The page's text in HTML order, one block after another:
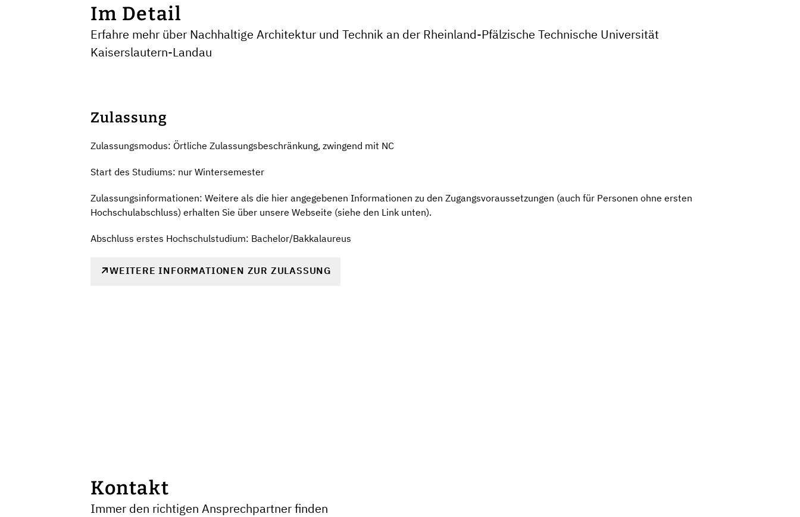
Im Detail
Erfahre mehr über Nachhaltige Architektur und Technik an der Rheinland-Pfälzische Technische Universität
Kaiserslautern-Landau
Zulassung
Zulassungsmodus: Örtliche Zulassungsbeschränkung, zwingend mit NC
Start des Studiums: nur Wintersemester
Zulassungsinformationen: Weitere als die hier angegebenen Informationen zu den Zugangsvoraussetzungen (auch für Personen ohne ersten
Hochschulabschluss) erhalten Sie über unsere Webseite (siehe den Link unten).
Abschluss erstes Hochschulstudium: Bachelor/Bakkalaureus
WEITERE INFORMATIONEN ZUR ZULASSUNG
Kontakt
Immer den richtigen Ansprechpartner finden